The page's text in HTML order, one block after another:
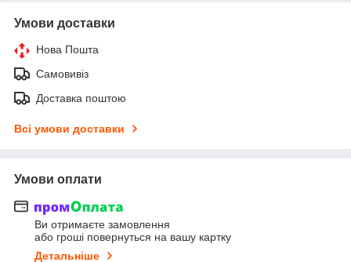
Умови доставки
Нова Пошта
Самовивіз
Доставка поштою
Всі умови доставки
Умови оплати
Ви отримаєте замовлення
або гроші повернуться на вашу картку
Детальніше